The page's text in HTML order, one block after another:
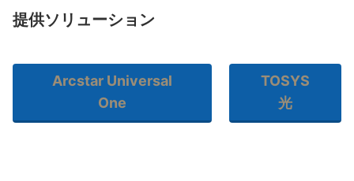
提供ソリューション
Arcstar Universal
One
TOSYS
光